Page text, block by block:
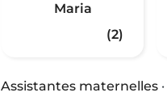
Maria
(2)
Assistantes maternelles ·